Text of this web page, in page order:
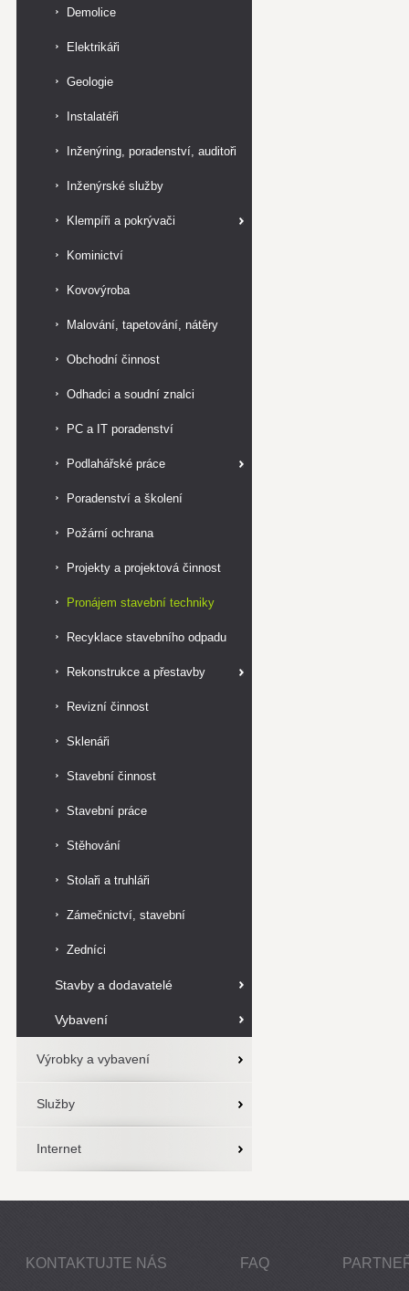
Demolice
Elektrikáři
Geologie
Instalatéři
Inženýring, poradenství, auditoři
Inženýrské služby
Klempíři a pokrývači
Kominictví
Kovovýroba
Malování, tapetování, nátěry
Obchodní činnost
Odhadci a soudní znalci
PC a IT poradenství
Podlahářské práce
Poradenství a školení
Požární ochrana
Projekty a projektová činnost
Pronájem stavební techniky
Recyklace stavebního odpadu
Rekonstrukce a přestavby
Revizní činnost
Sklenáři
Stavební činnost
Stavební práce
Stěhování
Stolaři a truhláři
Zámečnictví, stavební
zámečnictví
Zedníci
Stavby a dodavatelé
Vybavení
Výrobky a vybavení
Služby
Internet
KONTAKTUJTE NÁS FAQ